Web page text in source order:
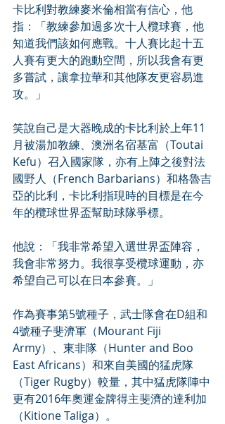
卡比利對教練麥米倫相當有信心，他
指：「教練參加過多次十人欖球賽，他
知道我們該如何應戰。十人賽比起十五
人賽有更大的跑動空間，所以我會有更
多嘗試，讓拿拉華和其他隊友更容易進
攻。」
笑說自己是大器晚成的卡比利於上年11
月被湯加教練、澳洲名宿基富（Toutai
Kefu）召入國家隊，亦有上陣之後對法
國野人（French Barbarians）和格魯吉
亞的比利，卡比利指現時的目標是在今
年的欖球世界盃幫助球隊爭標。
他說：「我非常希望入選世界盃陣容，
我會非常努力。我很享受欖球運動，亦
希望自己可以在日本參賽。」
作為賽事第5號種子，武士隊會在D組和
4號種子斐濟軍（Mourant Fiji
Army）、東非隊（Hunter and Boo
East Africans）和來自美國的猛虎隊
（Tiger Rugby）較量，其中猛虎隊陣中
更有2016年奧運金牌得主斐濟的達利加
（Kitione Taliga）。